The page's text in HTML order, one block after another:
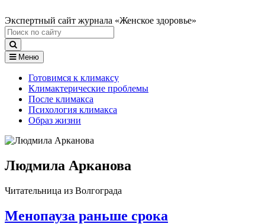
Экспертный сайт журнала «Женское здоровье»
Меню
Готовимся к климаксу
Климактерические проблемы
После климакса
Психология климакса
Образ жизни
Людмила Арканова
Читательница из Волгограда
Менопауза раньше срока